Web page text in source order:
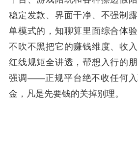
稳定发款、界面干净、不强制
单模式的，知聊算里面综合体
不吹不黑把它的赚钱维度、收
红线规矩全讲透，帮想入行的
强调——正规平台绝不收任何入
金，凡是先要钱的关掉别理。